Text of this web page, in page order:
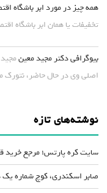
همه چیز در مورد ابر باشگاه
تخفیفات یا همان ابر باشگاه
بیوگرافی دکتر مجید معین
اصلی وی در حال حاضر، نتورک
نوشته‌های تازه
سایت کره پارتس؛ مرجع خرید
صابر اسکندری، کوچ شماره